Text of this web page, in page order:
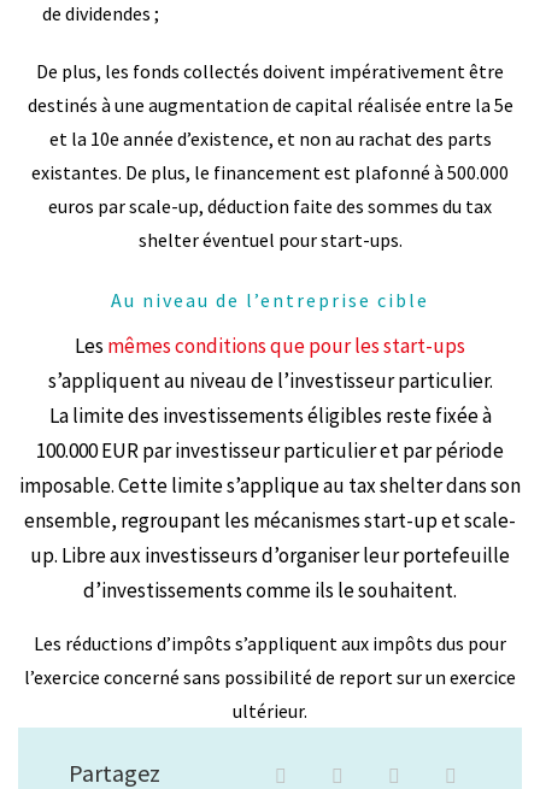
de dividendes ;
De plus, les fonds collectés doivent impérativement être
destinés à une augmentation de capital réalisée entre la 5e
et la 10e année d’existence, et non au rachat des parts
existantes. De plus, le financement est plafonné à 500.000
euros par scale-up, déduction faite des sommes du tax
shelter éventuel pour start-ups.
Au niveau de l’entreprise cible
Les mêmes conditions que pour les start-ups
s’appliquent au niveau de l’investisseur particulier.
La limite des investissements éligibles reste fixée à
100.000 EUR par investisseur particulier et par période
imposable. Cette limite s’applique au tax shelter dans son
ensemble, regroupant les mécanismes start-up et scale-
up. Libre aux investisseurs d’organiser leur portefeuille
d’investissements comme ils le souhaitent.
Les réductions d’impôts s’appliquent aux impôts dus pour
l’exercice concerné sans possibilité de report sur un exercice
ultérieur.
Partagez